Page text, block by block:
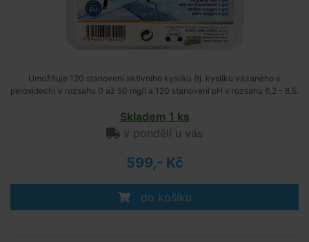
Umožňuje 120 stanovení aktivního kyslíku (tj. kyslíku vázaného v
peroxidech) v rozsahu 0 až 50 mg/l a 120 stanovení pH v rozsahu 6,2 - 8,5.
Skladem 1 ks
v pondělí u vás
599,- Kč
do košíku